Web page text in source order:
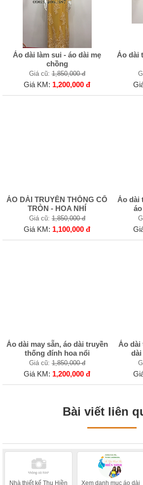
Áo dài làm sui - áo dài mẹ
chồng
Giá cũ:1,850,000 đ
Giá KM: 1,200,000 đ
Áo dài
ÁO DÀI TRUYỀN THỐNG CỔ
TRÒN - HOA NHÍ
Giá cũ:1,850,000 đ
Giá KM: 1,100,000 đ
Áo dài
Áo dài may sẵn, áo dài truyền
thống đính hoa nổi
Giá cũ:1,850,000 đ
Giá KM: 1,200,000 đ
Áo dài
dài
Bài viết liên
Nhà thiết kế Thu Hiền Xem danh mục áo dài